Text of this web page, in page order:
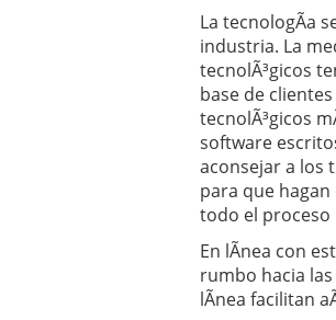
La tecnologÃ­a
industria. La
tecnolÃ³gicos
base de
tecnolÃ³gicos
software
aconsejar a los
para que
todo el proceso
En lÃ­nea con
rumbo hacia
lÃ­nea facilitan